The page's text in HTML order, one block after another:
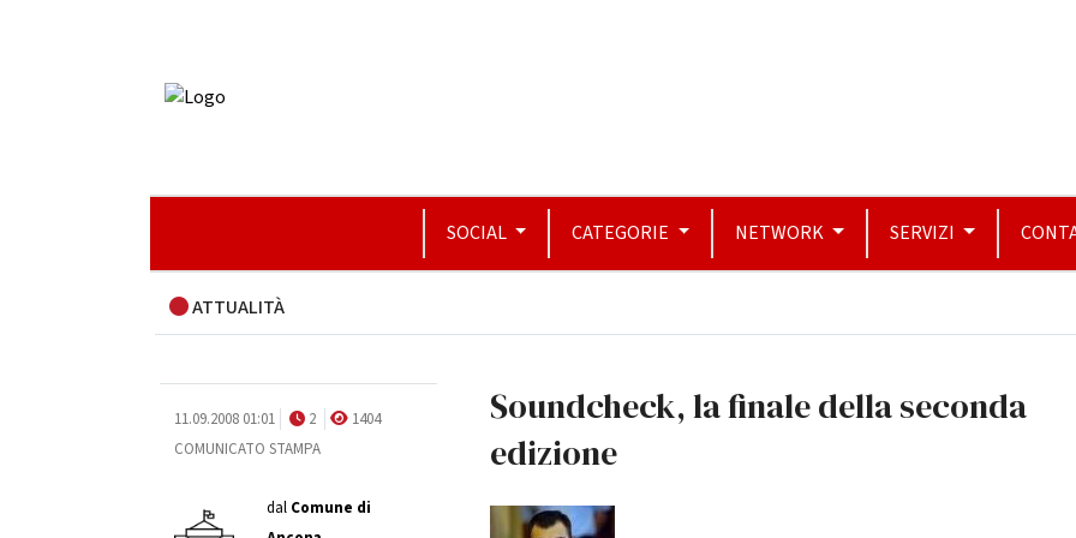
SOCIAL CATEGORIE NETWORK SERVIZI
ATTUALITÀ
11.09.2008 01:01 2
1404
COMUNICATO STAMPA
dal Comune di
Soundcheck, la finale della seconda
edizione